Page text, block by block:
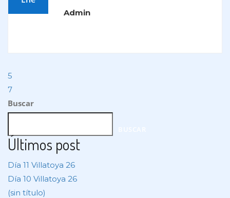
Admin
Navegación
de
entradas
5
7
Buscar
Últimos post
Día 11 Villatoya 26
Día 10 Villatoya 26
(sin título)